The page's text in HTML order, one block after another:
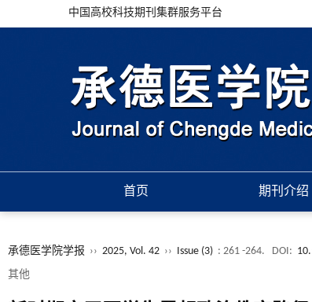
中国高校科技期刊集群服务平台
首页 期刊介绍
承德医学院学报 ›› 2025, Vol. 42 ›› Issue (3) : 261 -264. DOI:
其他